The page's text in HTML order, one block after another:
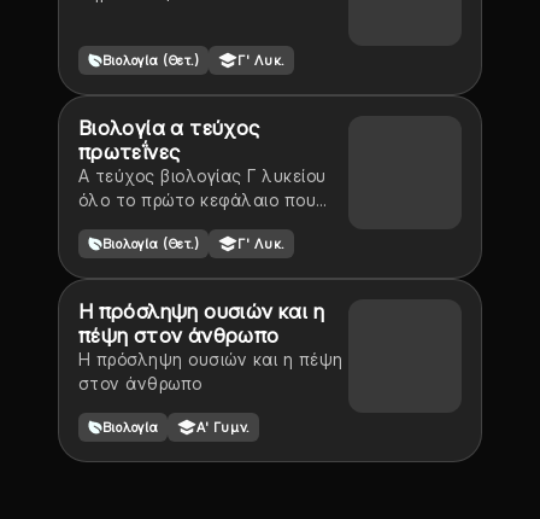
Βιολογία (Θετ.) Γ' Λυκ.
Βιολογία α τεύχος
πρωτεΐνες
Α τεύχος βιολογίας Γ λυκείου
όλο το πρώτο κεφάλαιο που
Βιολογία (Θετ.) Γ' Λυκ.
Η πρόσληψη ουσιών και η
πέψη στον άνθρωπο
Η πρόσληψη ουσιών και η πέψη
στον άνθρωπο
Βιολογία Α' Γυμν.